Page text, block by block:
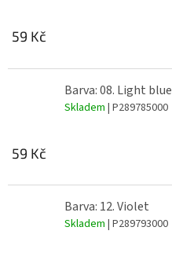
59 Kč
Barva: 08. Light blue
Skladem | P289785000
59 Kč
Barva: 12. Violet
Skladem | P289793000